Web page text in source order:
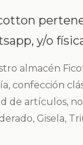
y/o
almacén
confección
de artículos,
Gisela,